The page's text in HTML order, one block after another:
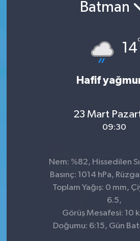
Batman
14
Hafif
23 Mart
09:30
Nem: %82, Hissedilen
Basınç: 1014 hPa,
Toplam Yağış: 0 mm,
6.5,
Görüş Mesafesi: 10
Doğumu: 6:15, Gün